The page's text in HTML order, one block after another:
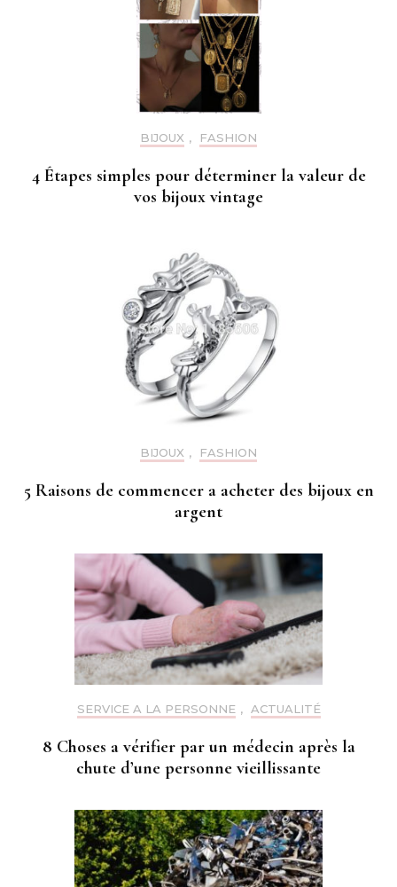
BIJOUX , FASHION
4 Étapes simples pour déterminer la valeur de
vos bijoux vintage
BIJOUX , FASHION
5 Raisons de commencer a acheter des bijoux en
argent
SERVICE A LA PERSONNE , ACTUALITÉ
8 Choses a vérifier par un médecin après la
chute d’une personne vieillissante